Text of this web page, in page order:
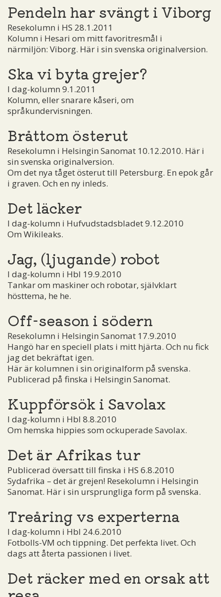
Pendeln har svängt i Viborg
Resekolumn i HS 28.1.2011
Kolumn i Hesari om mitt favoritresmål i
närmiljön: Viborg. Här i sin svenska originalversion.
Ska vi byta grejer?
I dag-kolumn 9.1.2011
Kolumn, eller snarare kåseri, om
språkundervisningen.
Bråttom österut
Resekolumn i Helsingin Sanomat 10.12.2010. Här i
sin svenska originalversion.
Om det nya tåget österut till Petersburg. En epok går
i graven. Och en ny inleds.
Det läcker
I dag-kolumn i Hufvudstadsbladet 9.12.2010
Om Wikileaks.
Jag, (ljugande) robot
I dag-kolumn i Hbl 19.9.2010
Tankar om maskiner och robotar, självklart
hösttema, he he.
Off-season i södern
Resekolumn i Helsingin Sanomat 17.9.2010
Hangö har en speciell plats i mitt hjärta. Och nu fick
jag det bekräftat igen.
Här är kolumnen i sin originalform på svenska.
Publicerad på finska i Helsingin Sanomat.
Kuppförsök i Savolax
I dag-kolumn i Hbl 8.8.2010
Om hemska hippies som ockuperade Savolax.
Det är Afrikas tur
Publicerad översatt till finska i HS 6.8.2010
Sydafrika – det är grejen! Resekolumn i Helsingin
Sanomat. Här i sin ursprungliga form på svenska.
Treåring vs experterna
I dag-kolumn i Hbl 24.6.2010
Fotbolls-VM och tippning. Det perfekta livet. Och
dags att återta passionen i livet.
Det räcker med en orsak att